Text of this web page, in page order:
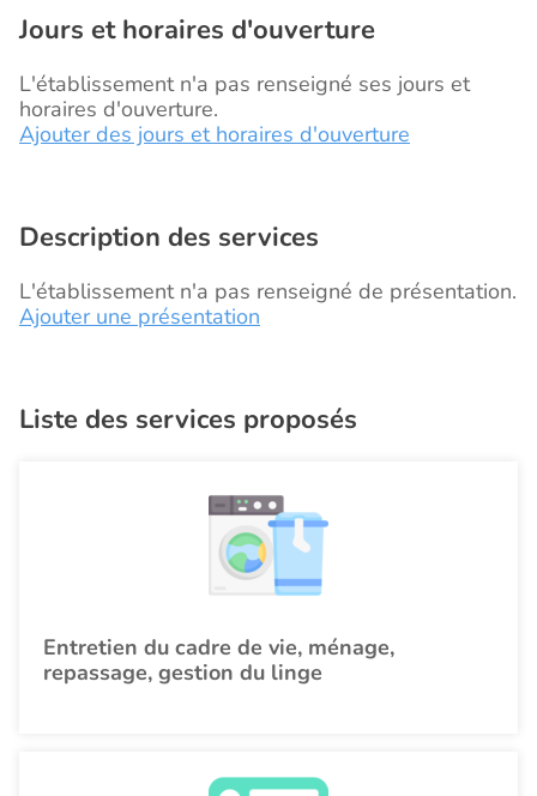
Jours et horaires d'ouverture
L'établissement n'a pas renseigné ses jours et
horaires d'ouverture.
Ajouter des jours et horaires d'ouverture
Description des services
L'établissement n'a pas renseigné de présentation.
Ajouter une présentation
Liste des services proposés
Entretien du cadre de vie, ménage,
repassage, gestion du linge